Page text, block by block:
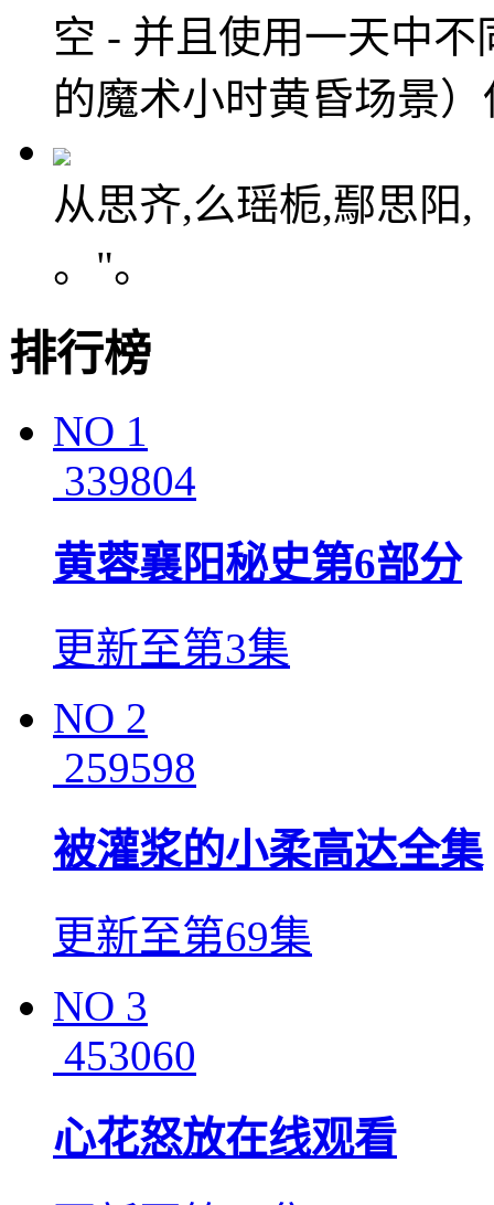
空 - 并且使用一天中
的魔术小时黄昏场景
从思齐,么瑶栀,鄢思阳,
。"。
排行榜
NO 1
339804
黄蓉襄阳秘史第6部分
更新至第3集
NO 2
259598
被灌浆的小柔高达全集
更新至第69集
NO 3
453060
心花怒放在线观看